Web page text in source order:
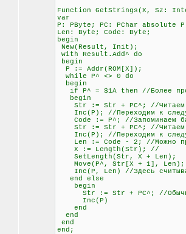
Function GetStrings(X, Sz:
var
P: PByte; PC: PChar absolute
Len: Byte; Code: Byte;
begin
New(Result, Init);
with Result.Add^ do
begin
P := Addr(ROM[X]);
while P^ <> 0 do
begin
if P^ = $1A then //Более
begin
Str := Str + PC^; //Читаем
Inc(P); //Переходим к
Code := P^; //Запоминаем
Str := Str + PC^; //Читаем
Inc(P); //Переходим к
Len := Code - 2; //Можно
X := Length(Str); //
SetLength(Str, X +
Move(P^, Str[X + 1],
Inc(P, Len) //Здесь
end else
begin
Str := Str + PC^; //Обычное
Inc(P)
end
end
end
end;